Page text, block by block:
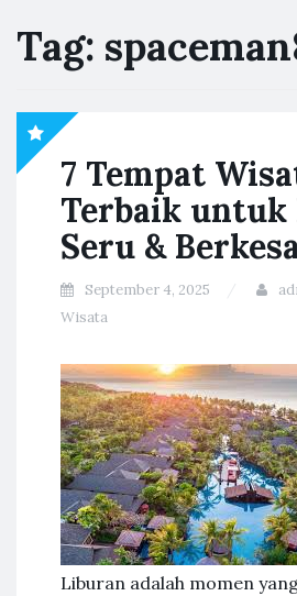
Tag:
7 Tempat
Terbaik untuk
Seru &
September 4, 2025
Wisata
Liburan adalah momen